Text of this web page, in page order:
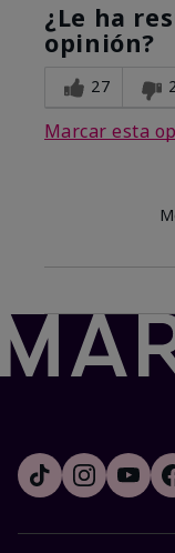
¿Le ha
opinión?
27
Marcar esta